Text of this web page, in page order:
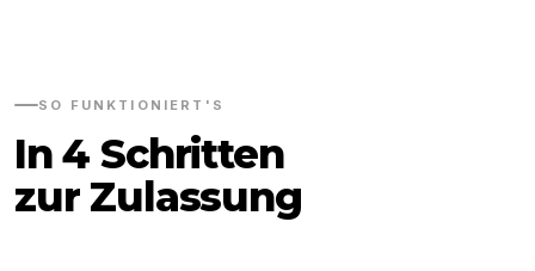
SO FUNKTIONIERT'S
In 4 Schritten
zur Zulassung